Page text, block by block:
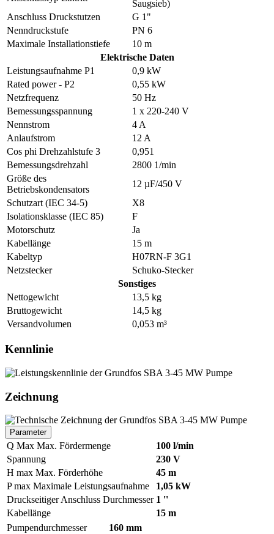
Saugsieb)
Anschluss Druckstutzen
G 1"
Nenndruckstufe
PN 6
Maximale Installationstiefe
10 m
Elektrische Daten
Leistungsaufnahme P1
0,9 kW
Rated power - P2
0,55 kW
Netzfrequenz
50 Hz
Bemessungsspannung
1 x 220-240 V
Nennstrom
4 A
Anlaufstrom
12 A
Cos phi Drehzahlstufe 3
0,951
Bemessungsdrehzahl
2800 1/min
Größe des
Betriebskondensators
12 µF/450 V
Schutzart (IEC 34-5)
X8
Isolationsklasse (IEC 85)
F
Motorschutz
Ja
Kabellänge
15 m
Kabeltyp
H07RN-F 3G1
Netzstecker
Schuko-Stecker
Sonstiges
Nettogewicht
13,5 kg
Bruttogewicht
14,5 kg
Versandvolumen
0,053 m³
Kennlinie
Zeichnung
Parameter
Q Max Max. Fördermenge
100 l/min
Spannung
230 V
H max Max. Förderhöhe
45 m
P max Maximale Leistungsaufnahme
1,05 kW
Druckseitiger Anschluss Durchmesser 1 ''
Kabellänge
15 m
Pumpendurchmesser
160 mm